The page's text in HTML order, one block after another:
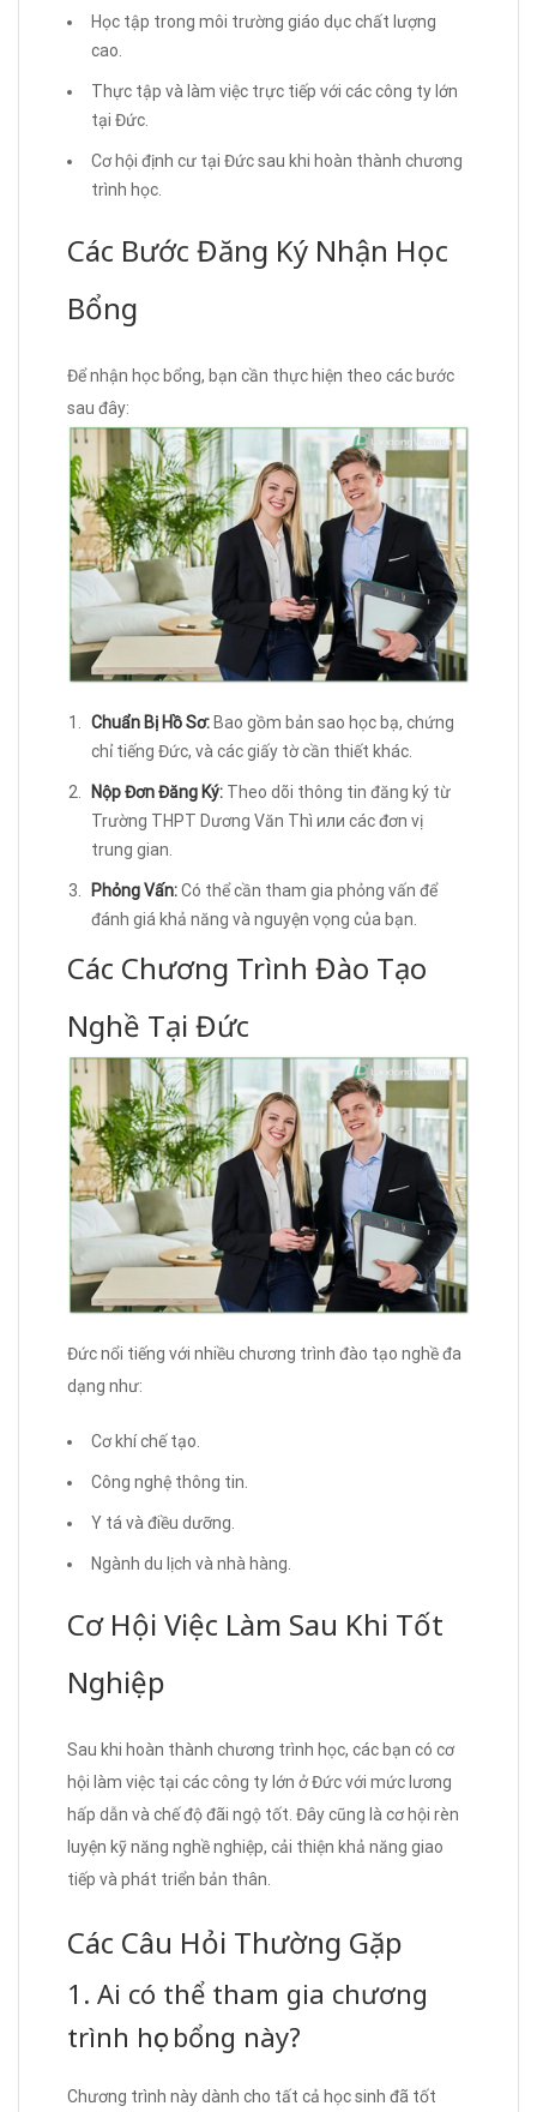
Học tập trong môi trường giáo dục chất lượng
cao.
Thực tập và làm việc trực tiếp với các công ty lớn
tại Đức.
Cơ hội định cư tại Đức sau khi hoàn thành chương
trình học.
Các Bước Đăng Ký Nhận Học
Bổng
Để nhận học bổng, bạn cần thực hiện theo các bước
sau đây:
Chuẩn Bị Hồ Sơ: Bao gồm bản sao học bạ, chứng
chỉ tiếng Đức, và các giấy tờ cần thiết khác.
Nộp Đơn Đăng Ký: Theo dõi thông tin đăng ký từ
Trường THPT Dương Văn Thì или các đơn vị
trung gian.
Phỏng Vấn:Có thể cần tham gia phỏng vấn để
đánh giá khả năng và nguyện vọng của bạn.
Các Chương Trình Đào Tạo
Nghề Tại Đức
Đức nổi tiếng với nhiều chương trình đào tạo nghề đa
dạng như:
Cơ khí chế tạo.
Công nghệ thông tin.
Y tá và điều dưỡng.
Ngành du lịch và nhà hàng.
Cơ Hội Việc Làm Sau Khi Tốt
Nghiệp
Sau khi hoàn thành chương trình học, các bạn có cơ
hội làm việc tại các công ty lớn ở Đức với mức lương
hấp dẫn và chế độ đãi ngộ tốt. Đây cũng là cơ hội rèn
luyện kỹ năng nghề nghiệp, cải thiện khả năng giao
tiếp và phát triển bản thân.
Các Câu Hỏi Thường Gặp
1. Ai có thể tham gia chương
trình học bổng này?
Chương trình này dành cho tất cả học sinh đã tốt